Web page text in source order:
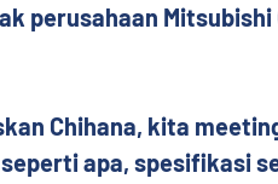
perusahaan
Chihana, kita
apa, spesifikasi